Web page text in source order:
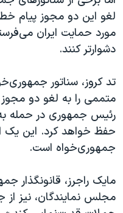
لغو این دو مجوز پیام
مورد حمایت ایران
دشوارتر کنند.
تد کروز، سناتور
متممی را به لغو دو
رئیس جمهوری در حمله به
حفظ خواهد کرد. این یک
جمهوری‌خواه است.
مایک راجرز، قانونگذار
مجلس نمایندگان، نیز از